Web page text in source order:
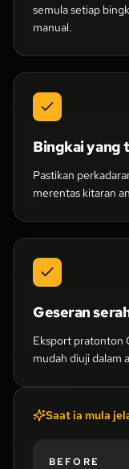
semula setiap
manual.
Bingkai yang
Pastikan
merentas kitaran
Geseran
Eksport pratonton
mudah diuji dalam
Saat ia mula
BEFORE